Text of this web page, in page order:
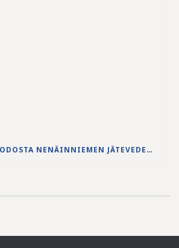
TIEDOTE YLIVUODOSTA NENÄINNIEMEN JÄTEVEDENPUHDISTAMOLLA